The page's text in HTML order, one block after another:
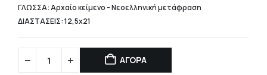
ΓΛΩΣΣΑ: Αρχαίο κείμενο - Νεοελληνική μετάφραση
ΔΙΑΣΤΑΣΕΙΣ: 12,5x21
ΑΓΟΡΑ